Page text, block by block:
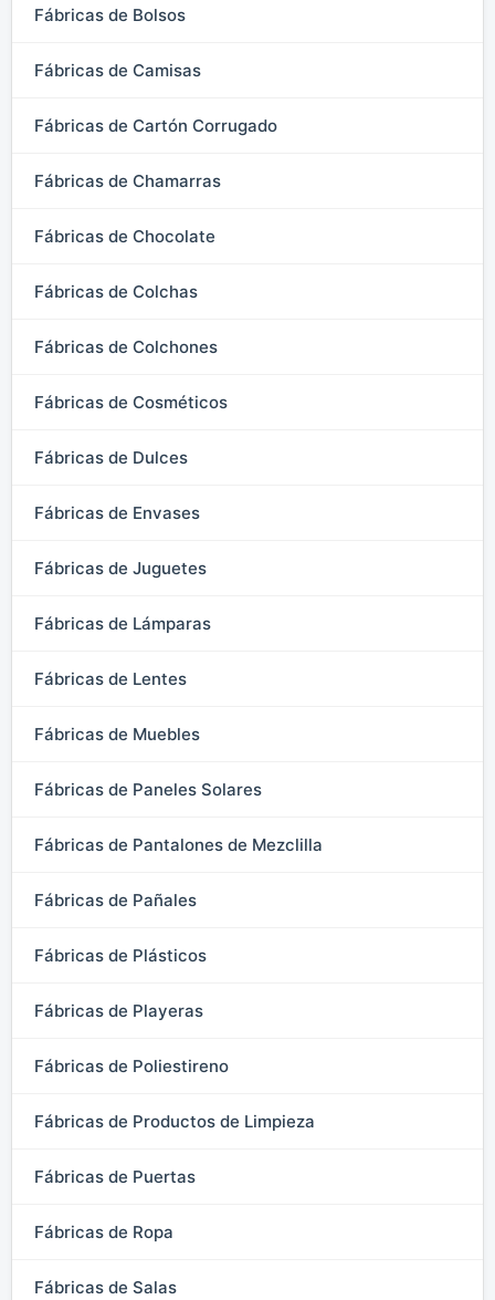
Fábricas de Bolsos
Fábricas de Camisas
Fábricas de Cartón Corrugado
Fábricas de Chamarras
Fábricas de Chocolate
Fábricas de Colchas
Fábricas de Colchones
Fábricas de Cosméticos
Fábricas de Dulces
Fábricas de Envases
Fábricas de Juguetes
Fábricas de Lámparas
Fábricas de Lentes
Fábricas de Muebles
Fábricas de Paneles Solares
Fábricas de Pantalones de Mezclilla
Fábricas de Pañales
Fábricas de Plásticos
Fábricas de Playeras
Fábricas de Poliestireno
Fábricas de Productos de Limpieza
Fábricas de Puertas
Fábricas de Ropa
Fábricas de Salas